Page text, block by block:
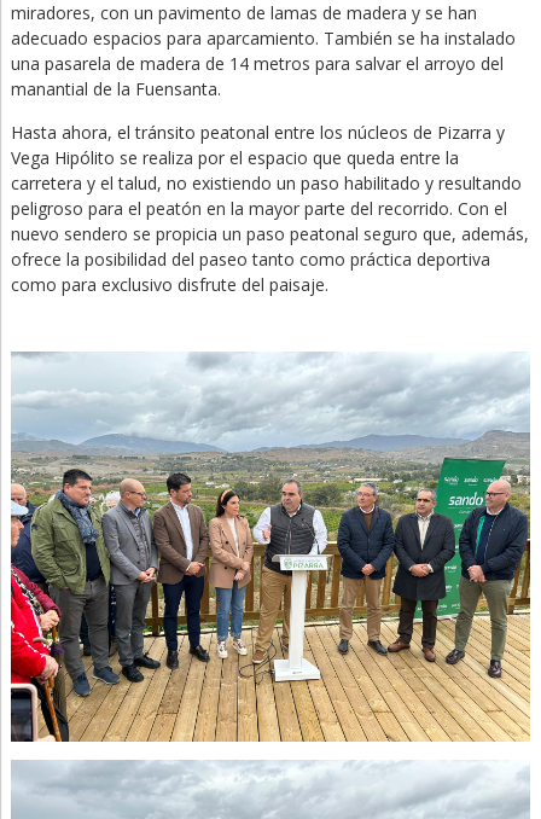
miradores, con un pavimento de lamas de madera y se han
adecuado espacios para aparcamiento. También se ha instalado
una pasarela de madera de 14 metros para salvar el arroyo del
manantial de la Fuensanta.
Hasta ahora, el tránsito peatonal entre los núcleos de Pizarra y
Vega Hipólito se realiza por el espacio que queda entre la
carretera y el talud, no existiendo un paso habilitado y resultando
peligroso para el peatón en la mayor parte del recorrido. Con el
nuevo sendero se propicia un paso peatonal seguro que, además,
ofrece la posibilidad del paseo tanto como práctica deportiva
como para exclusivo disfrute del paisaje.